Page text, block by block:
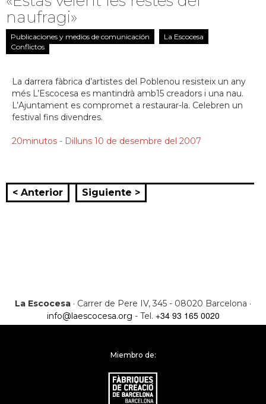
naufragi»
Publicaciones y medios de comunicación
La Escocesa
Conflictos
La darrera fàbrica d’artistes del Poblenou resisteix un any
més L’Escocesa es mantindrà amb15 creadors i una nau.
L’Ajuntament es compromet a restaurar-la. Celebren un
festival fins divendres.
20minutos - Dilluns 10 de desembre del 2007
< Anterior Siguiente >
La Escocesa · Carrer de Pere IV, 345 - 08020 Barcelona ·
info@laescocesa.org - Tel. +34 93 165 0020
Miembro de: